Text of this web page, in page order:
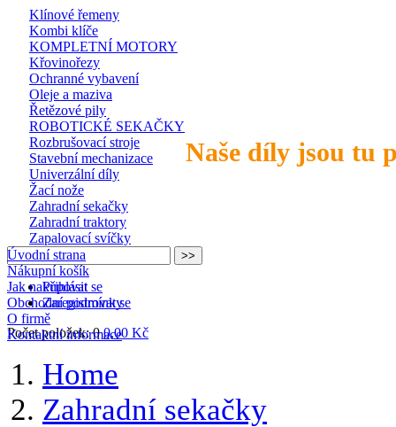
Naše díly jsou tu
Klínové řemeny
Kombi klíče
KOMPLETNÍ MOTORY
Křovinořezy
Ochranné vybavení
Oleje a maziva
Řetězové pily
ROBOTICKÉ SEKAČKY
Rozbrušovací stroje
Stavební mechanizace
Univerzální díly
Žací nože
Zahradní sekačky
Zahradní traktory
Zapalovací svíčky
Přihlásit se
Zaregistrovat se
Počet položek: 0 0,00 Kč
Úvodní strana
Nákupní košík
Jak nakupovat
Obchodní podmínky
O firmě
Kontaktní informace
Home
Zahradní sekačky